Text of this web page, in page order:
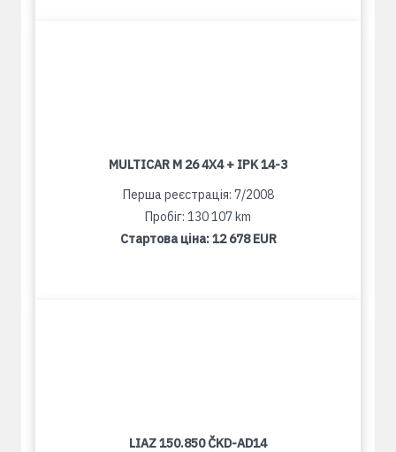
MULTICAR M 26 4X4 + IPK 14-3
Перша реєстрація: 7/2008
Пробіг: 130 107 km
Стартова ціна:12 678 EUR
LIAZ 150.850 ČKD-AD14